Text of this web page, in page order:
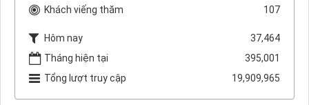
Khách viếng thăm
107
Hôm nay
37,464
Tháng hiện tại
395,001
Tổng lượt truy cập
19,909,965